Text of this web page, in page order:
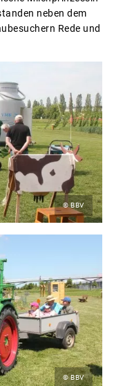
neben dem
Rede und
© BBV
© BBV